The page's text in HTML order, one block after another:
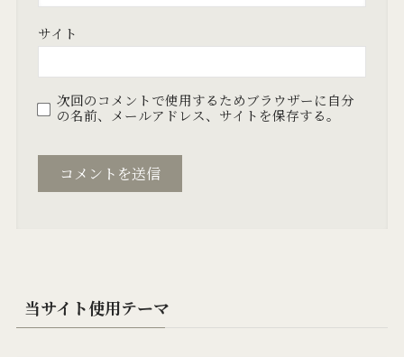
サイト
次回のコメントで使用するためブラウザーに自分
の名前、メールアドレス、サイトを保存する。
当サイト使用テーマ